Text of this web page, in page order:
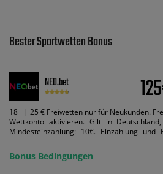
Bester Sportwetten Bonus
NEO.bet
18+ | 25 € Freiwetten nur für Neukunden.
Wettkonto aktivieren. Gilt in
Mindesteinzahlung: 10€. Einzahlung
Bedingungen können geändert werden.
Suchtrisiken: buwei.de.
Bonus Bedingungen